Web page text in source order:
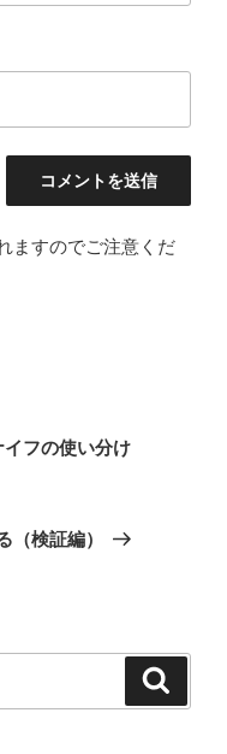
ますのでご注意くだ
フの使い分け
（検証編）